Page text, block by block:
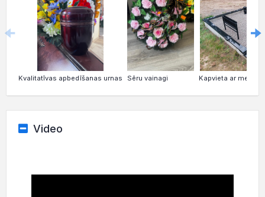
Kvalitatīvas apbedīšanas urnas Sēru vainagi Kapvieta ar melnu
Video